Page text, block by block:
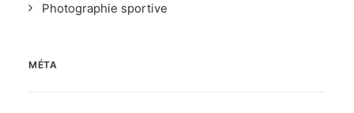
Photographie sportive
MÉTA